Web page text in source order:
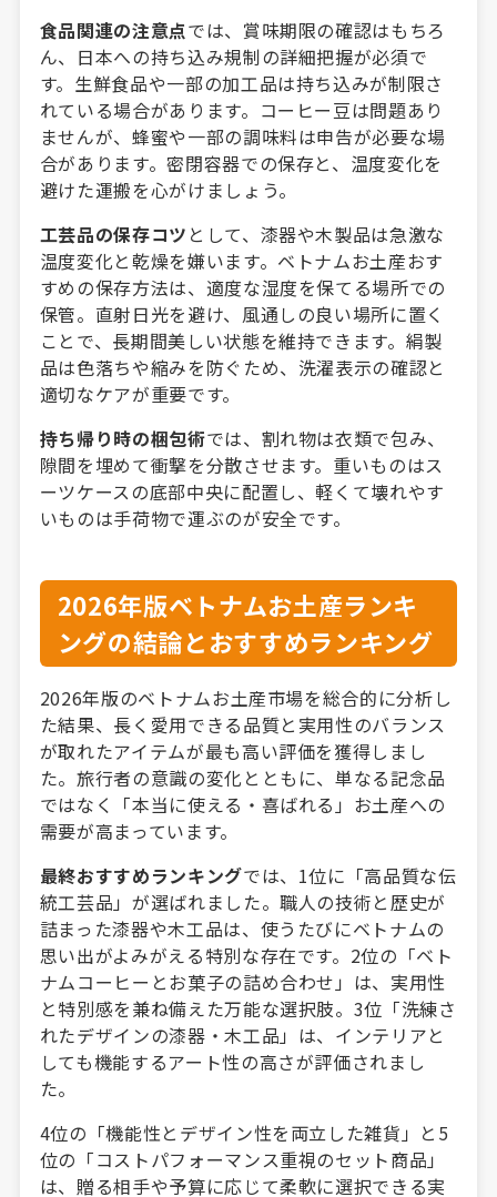
食品関連の注意点では、賞味期限の確認はもちろ
ん、日本への持ち込み規制の詳細把握が必須で
す。生鮮食品や一部の加工品は持ち込みが制限さ
れている場合があります。コーヒー豆は問題あり
ませんが、蜂蜜や一部の調味料は申告が必要な場
合があります。密閉容器での保存と、温度変化を
避けた運搬を心がけましょう。
工芸品の保存コツ として、漆器や木製品は急激な
温度変化と乾燥を嫌います。ベトナムお土産おす
すめの保存方法は、適度な湿度を保てる場所での
保管。直射日光を避け、風通しの良い場所に置く
ことで、長期間美しい状態を維持できます。絹製
品は色落ちや縮みを防ぐため、洗濯表示の確認と
適切なケアが重要です。
持ち帰り時の梱包術では、割れ物は衣類で包み、
隙間を埋めて衝撃を分散させます。重いものはス
ーツケースの底部中央に配置し、軽くて壊れやす
いものは手荷物で運ぶのが安全です。
2026年版ベトナムお土産ランキ
ングの結論とおすすめランキング
2026年版のベトナムお土産市場を総合的に分析し
た結果、長く愛用できる品質と実用性のバランス
が取れたアイテムが最も高い評価を獲得しまし
た。旅行者の意識の変化とともに、単なる記念品
ではなく「本当に使える・喜ばれる」お土産への
需要が高まっています。
最終おすすめランキングでは、1位に「高品質な伝
統工芸品」が選ばれました。職人の技術と歴史が
詰まった漆器や木工品は、使うたびにベトナムの
思い出がよみがえる特別な存在です。2位の「ベト
ナムコーヒーとお菓子の詰め合わせ」は、実用性
と特別感を兼ね備えた万能な選択肢。3位「洗練さ
れたデザインの漆器・木工品」は、インテリアと
しても機能するアート性の高さが評価されまし
た。
4位の「機能性とデザイン性を両立した雑貨」と5
位の「コストパフォーマンス重視のセット商品」
は、贈る相手や予算に応じて柔軟に選択できる実